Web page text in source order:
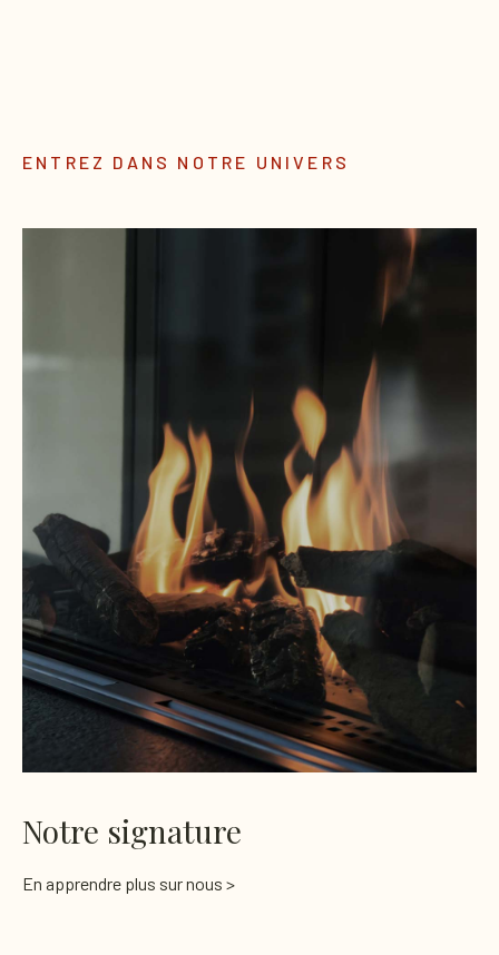
ENTREZ DANS NOTRE UNIVERS
Notre signature
En apprendre plus sur nous >